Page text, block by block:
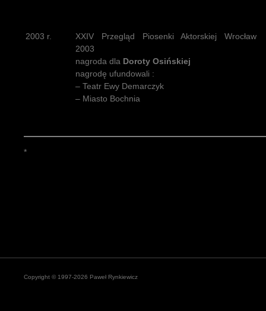
2003 r.
XXIV Przegląd Piosenki Aktorskiej Wrocław
2003
nagroda dla Doroty Osińskiej
nagrodę ufundowali :
– Teatr Ewy Demarczyk
– Miasto Bochnia
*
Copyright © 1997-2026 Paweł Rynkiewicz